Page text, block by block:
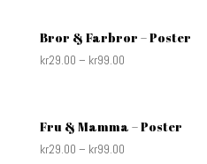
Bror & Farbror – Poster
kr29.00 – kr99.00
Fru & Mamma – Poster
kr29.00 – kr99.00